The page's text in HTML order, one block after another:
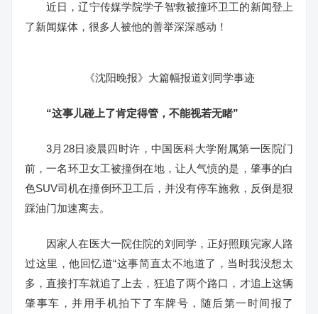
近日，辽宁传媒学院学子智救被撞环卫工的新闻登上
了新闻媒体，很多人被他的善举深深感动！
《沈阳晚报》大篇幅报道刘同学事迹
“这事儿碰上了肯定得管， 不能视若无睹”
3月28日凌晨四时许，中国医科大学附属第一医院门
前，一名环卫女工被撞倒在地，让人气愤的是，肇事的白
色SUV司机在撞倒环卫工后，并没有停车施救，反倒是狠
踩油门加速离去。
因家人在医大一院住院的刘同学，正好照顾完家人路
过这里，他回忆道“这事简直太不地道了，当时我没想太
多，直接打车就追了上去，狂追了两个路口，才追上这辆
肇事车，并用手机拍下了车牌号，随后第一时间报了